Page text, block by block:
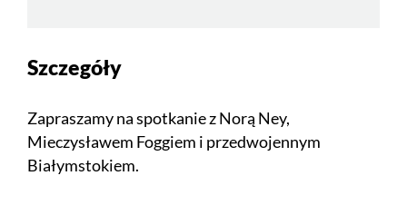
Szczegóły
Zapraszamy na spotkanie z Norą Ney,
Mieczysławem Foggiem i przedwojennym
Białymstokiem.